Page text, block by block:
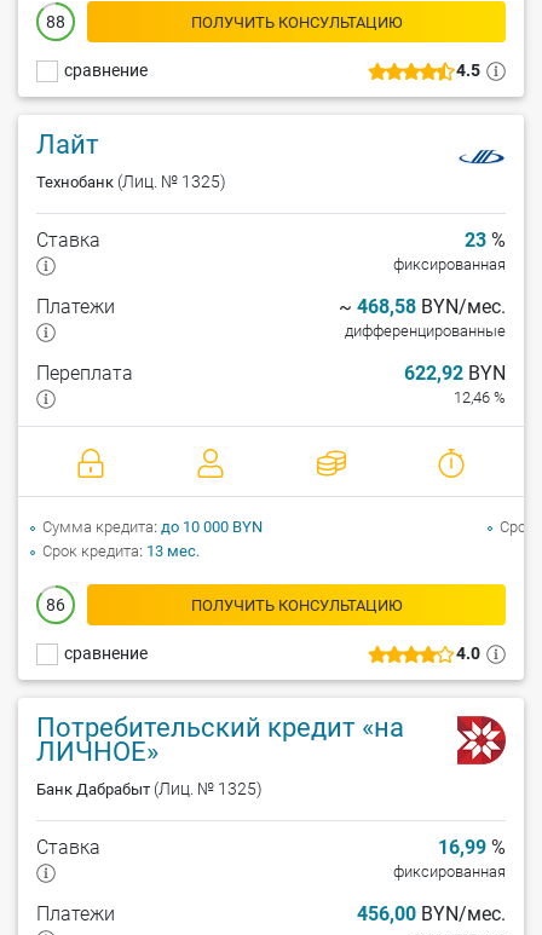
4.5
сравнение
88 ПОЛУЧИТЬ КОНСУЛЬТАЦИЮ
Лайт
Технобанк (Лиц. № 1325)
4.0
сравнение
Ставка 23 %
фиксированная
Платежи ~ 468,58 BYN/мес.
дифференцированные
Переплата 622,92 BYN
12,46 %
86 ПОЛУЧИТЬ КОНСУЛЬТАЦИЮ
Сумма кредита до 10 000 BYN
Срок кредита 13 мес.
Срок
Потребительский кредит «на
ЛИЧНОЕ»
Банк Дабрабыт (Лиц. № 1325)
Ставка 16,99 %
фиксированная
Платежи 456,00 BYN/мес.